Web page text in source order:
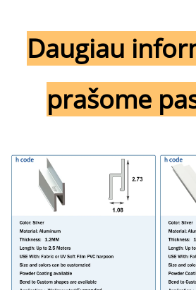
Daugiau
prašome